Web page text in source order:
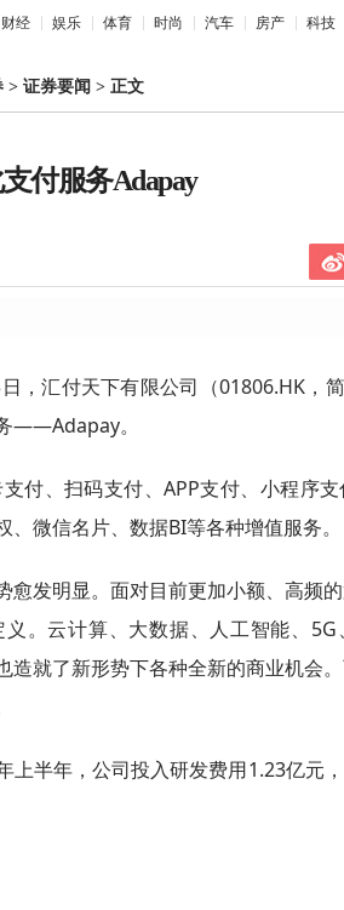
财经 娱乐 体育 时尚 汽车 房产 科技
> 证券要闻 > 正文
付服务Adapay
，汇付天下有限公司（01806.HK，简
——Adapay。
付、扫码支付、APP支付、小程序
微信名片、数据BI等各种增值服务。
愈发明显。面对目前更加小额、高频
。云计算、大数据、人工智能、
造就了新形势下各种全新的商业机会
半年，公司投入研发费用1.23亿元，